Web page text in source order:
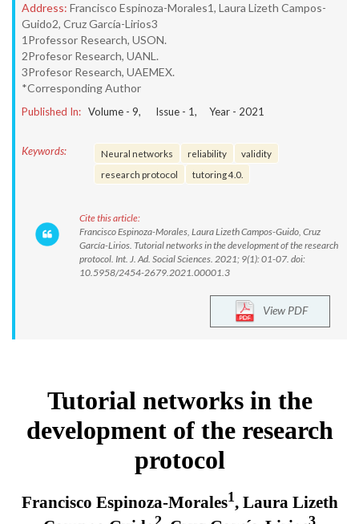
Address: Francisco Espinoza-Morales1, Laura Lizeth Campos-
Guido2, Cruz García-Lirios3
1Professor Research, USON.
2Profesor Research, UANL.
3Profesor Research, UAEMEX.
*Corresponding Author
Published In: Volume - 9, Issue - 1, Year - 2021
Keywords: Neural networks reliability
validity
research protocol
tutoring 4.0.
Cite this article:
Francisco Espinoza-Morales, Laura Lizeth Campos-Guido, Cruz
García-Lirios. Tutorial networks in the development of the research
protocol. Int. J. Ad. Social Sciences. 2021; 9(1): 01-07. doi:
10.5958/2454-2679.2021.00001.3
View PDF